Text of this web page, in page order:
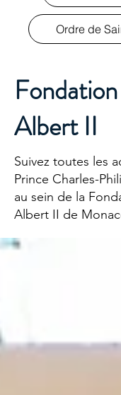
Ordre de
Albert II
Suivez toutes les
Prince Charles-
au sein de la
Albert II de